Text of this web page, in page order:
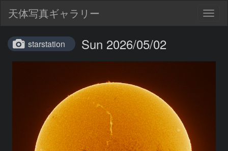
天体写真ギャラリー
starstation Sun 2026/05/02